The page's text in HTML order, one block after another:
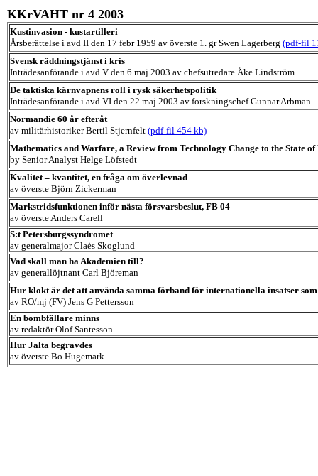
KKrVAHT nr 4 2003
Kustinvasion - kustartilleri
Årsberättelse i avd II den 17 febr 1959 av överste 1. gr Swen Lagerberg (pdf-fil
Svensk räddningstjänst i kris
Inträdesanförande i avd V den 6 maj 2003 av chefsutredare Åke Lindström
De taktiska kärnvapnens roll i rysk säkerhetspolitik
Inträdesanförande i avd VI den 22 maj 2003 av forskningschef Gunnar Arbman
Normandie 60 år efteråt
av militärhistoriker Bertil Stjernfelt (pdf-fil 454 kb)
Mathematics and Warfare, a Review from Technology Change to the State
by Senior Analyst Helge Löfstedt
Kvalitet – kvantitet, en fråga om överlevnad
av överste Björn Zickerman
Markstridsfunktionen inför nästa försvarsbeslut, FB 04
av överste Anders Carell
S:t Petersburgssyndromet
av generalmajor Claės Skoglund
Vad skall man ha Akademien till?
av generallöjtnant Carl Björeman
Hur klokt är det att använda samma förband för internationella insatser
av RO/mj (FV) Jens G Pettersson
En bombfällare minns
av redaktör Olof Santesson
Hur Jalta begravdes
av överste Bo Hugemark